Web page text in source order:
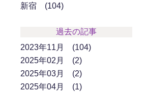
新宿
104
過去の記事
2023年11月
104
2025年02月
2
2025年03月
2
2025年04月
1